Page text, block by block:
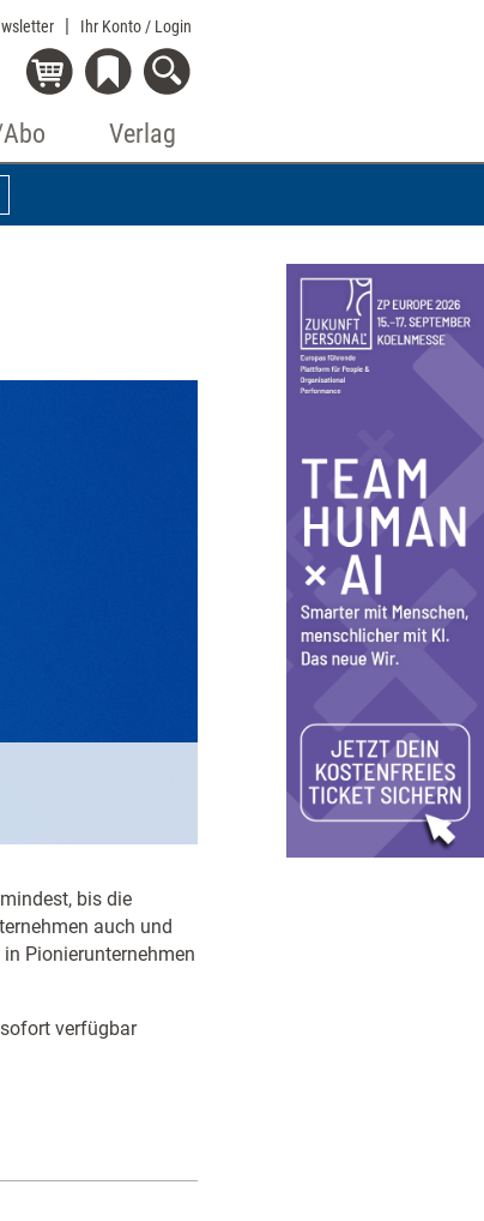
Ihr Konto / Login
Verlag
bis die
auch und
Pionierunternehmen
sofort verfügbar